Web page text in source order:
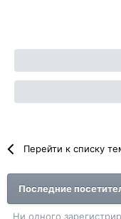
Перейти к списку
Последние
Ни одного